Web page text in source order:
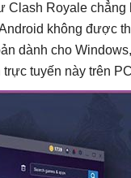
Clash Royale
không được
dành cho
tuyến này trên